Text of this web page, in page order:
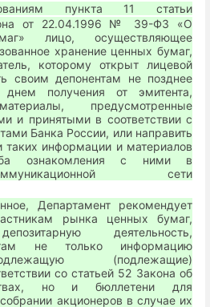
пункта 11 статьи
от 22.04.1996 № 39-ФЗ «О
лицо, осуществляющее
хранение ценных бумаг,
которому открыт лицевой
своим депонентам не позднее
получения от эмитента,
предусмотренные
и принятыми в соответствии с
Банка России, или направить
таких информации и материалов
ознакомления с ними в
сети
Департамент рекомендует
рынка ценных бумаг,
деятельность,
не только информацию
(подлежащие)
со статьей 52 Закона об
но и бюллетени для
акционеров в случае их